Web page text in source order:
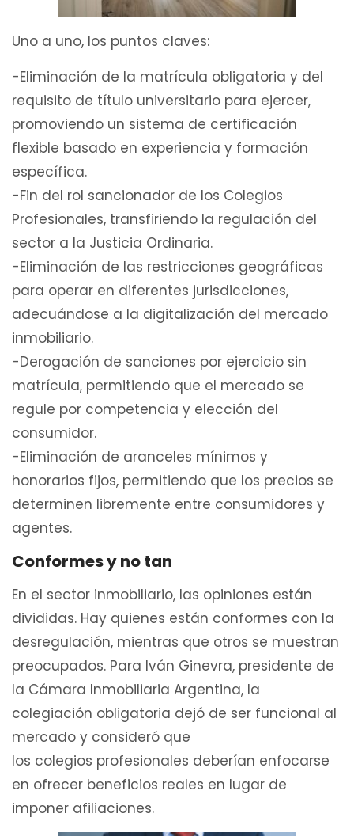
Uno a uno, los puntos claves:
-Eliminación de la matrícula obligatoria y del
requisito de título universitario para ejercer,
promoviendo un sistema de certificación
flexible basado en experiencia y formación
específica.
-Fin del rol sancionador de los Colegios
Profesionales, transfiriendo la regulación del
sector a la Justicia Ordinaria.
-Eliminación de las restricciones geográficas
para operar en diferentes jurisdicciones,
adecuándose a la digitalización del mercado
inmobiliario.
-Derogación de sanciones por ejercicio sin
matrícula, permitiendo que el mercado se
regule por competencia y elección del
consumidor.
-Eliminación de aranceles mínimos y
honorarios fijos, permitiendo que los precios se
determinen libremente entre consumidores y
agentes.
Conformes y no tan
En el sector inmobiliario, las opiniones están
divididas. Hay quienes están conformes con la
desregulación, mientras que otros se muestran
preocupados. Para Iván Ginevra, presidente de
la Cámara Inmobiliaria Argentina, la
colegiación obligatoria dejó de ser funcional al
mercado y consideró que
los colegios profesionales deberían enfocarse
en ofrecer beneficios reales en lugar de
imponer afiliaciones.